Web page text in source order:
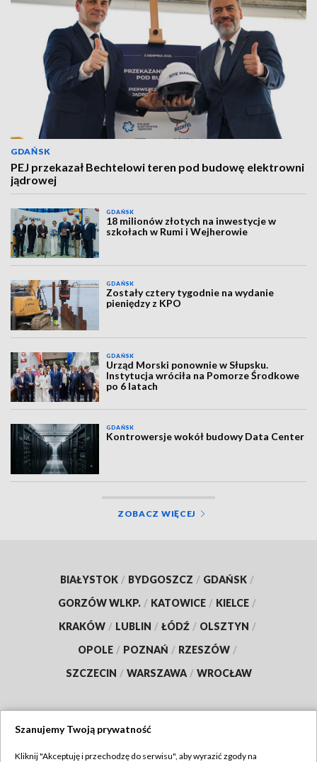
GDAŃSK
PEJ przekazał Bechtelowi teren pod budowę elektrowni
jądrowej
GDAŃSK
18 milionów złotych na inwestycje w
szkołach w Rumi i Wejherowie
GDAŃSK
Zostały cztery tygodnie na wydanie
pieniędzy z KPO
GDAŃSK
Urząd Morski ponownie w Słupsku.
Instytucja wróciła na Pomorze Środkowe
po 6 latach
GDAŃSK
Kontrowersje wokół budowy Data Center
ZOBACZ WIĘCEJ
BIAŁYSTOK / BYDGOSZCZ / GDAŃSK /
GORZÓW WLKP. / KATOWICE / KIELCE /
KRAKÓW / LUBLIN / ŁÓDŹ / OLSZTYN /
OPOLE / POZNAŃ / RZESZÓW /
SZCZECIN / WARSZAWA / WROCŁAW
Szanujemy Twoją prywatność
Kliknij "Akceptuję i przechodzę do serwisu", aby wyrazić zgody na